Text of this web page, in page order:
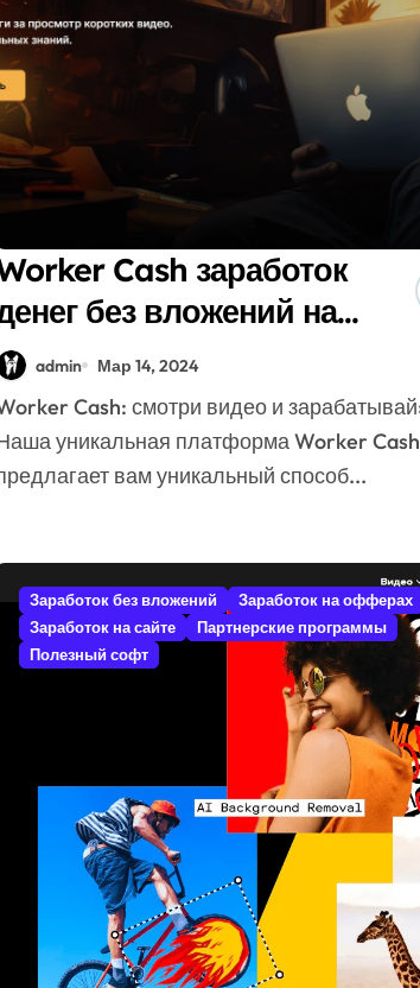
Cash заработок
без вложений на
видео
admin Мар 14, 2024
видео и зарабатывай»
уникальная платформа Worker Cash
вам уникальный способ...
Заработок без вложений
Заработок на офферах
Заработок на сайте
Партнерские программы
Полезный софт